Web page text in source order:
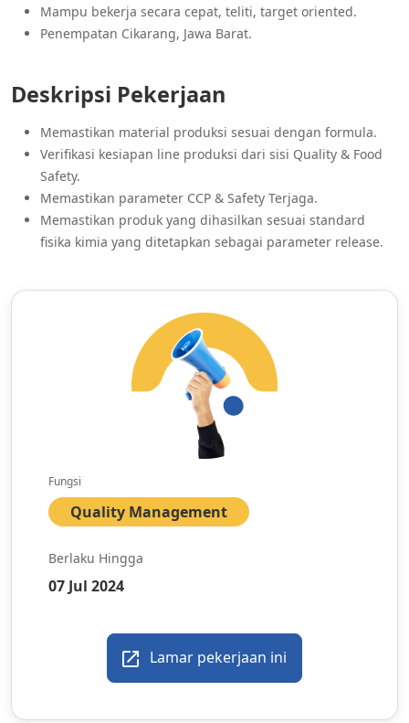
Mampu bekerja secara cepat, teliti, target oriented.
Penempatan Cikarang, Jawa Barat.
Deskripsi Pekerjaan
Memastikan material produksi sesuai dengan formula.
Verifikasi kesiapan line produksi dari sisi Quality & Food
Safety.
Memastikan parameter CCP & Safety Terjaga.
Memastikan produk yang dihasilkan sesuai standard
fisika kimia yang ditetapkan sebagai parameter release.
Fungsi
Quality Management
Berlaku Hingga
07 Jul 2024
Lamar pekerjaan ini